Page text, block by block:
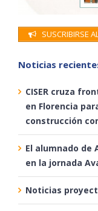
SUSCRIBIRSE
Noticias
CISER cruza
en Florencia
construcción
El alumnado de
en la jornada
Noticias